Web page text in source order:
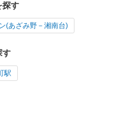
探す
(あざみ野－湘南台)
す
駅